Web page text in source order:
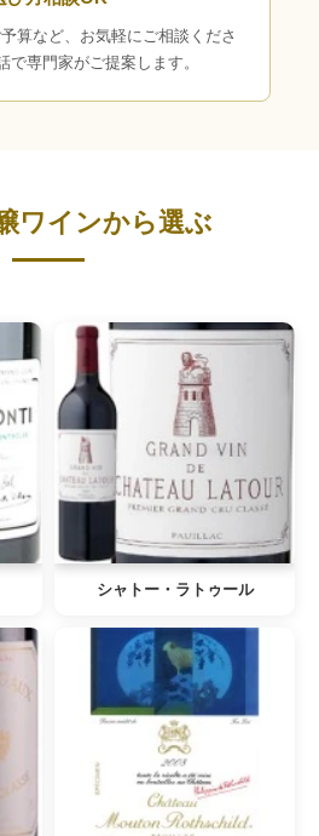
算など、お気軽にご相談くださ
で専門家がご提案します。
ワインから選ぶ
シャトー・ラトゥール